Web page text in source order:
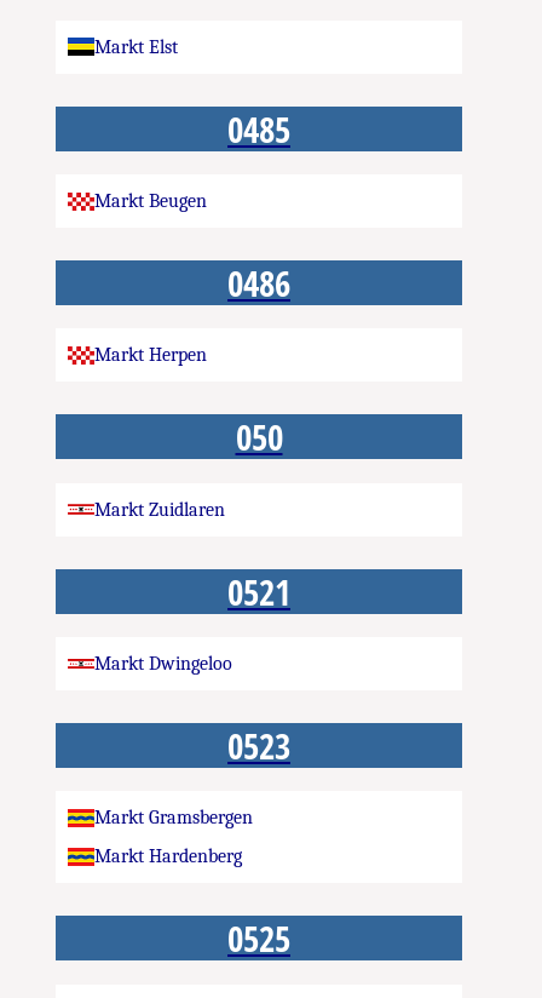
Markt Elst
0485
Markt Beugen
0486
Markt Herpen
050
Markt Zuidlaren
0521
Markt Dwingeloo
0523
Markt Gramsbergen
Markt Hardenberg
0525